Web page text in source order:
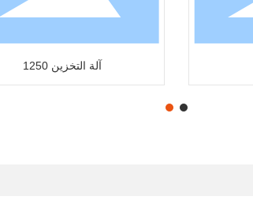
آلة التخزين 1250